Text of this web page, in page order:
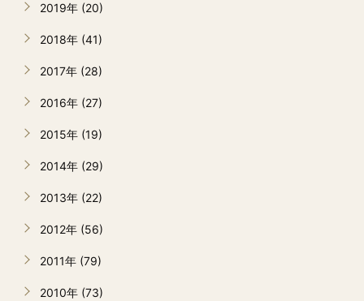
2019年 (20)
2018年 (41)
2017年 (28)
2016年 (27)
2015年 (19)
2014年 (29)
2013年 (22)
2012年 (56)
2011年 (79)
2010年 (73)